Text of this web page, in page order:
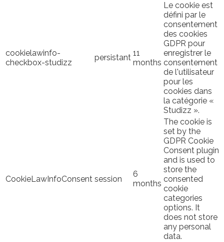
cookielawinfo-
checkbox-studizz
persistant 11
months
Le cookie est
défini par le
consentement
des cookies
GDPR pour
enregistrer le
consentement
de l'utilisateur
pour les
cookies dans
la catégorie «
Studizz ».
CookieLawInfoConsent session
6
months
The cookie is
set by the
GDPR Cookie
Consent plugin
and is used to
store the
consented
cookie
categories
options. It
does not store
any personal
data.